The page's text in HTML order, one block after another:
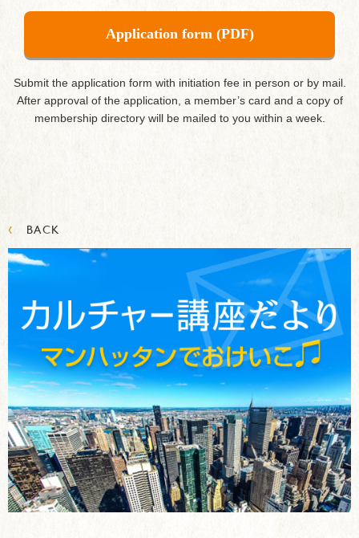
Application form (PDF)
Submit the application form with initiation fee in person or by mail.
After approval of the application, a member’s card and a copy of
membership directory will be mailed to you within a week.
‹ BACK